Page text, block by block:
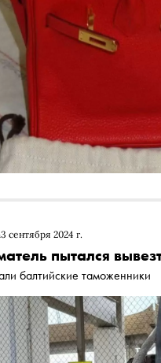
3 сентября 2024 г.
пытался
балтийские таможенники